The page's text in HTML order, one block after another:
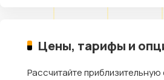
Цены, тарифы и
Рассчитайте